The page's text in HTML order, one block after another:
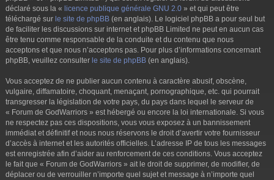
déclaré sous la « licence publique générale GNU 2.0 » et qui peut être
téléchargé sur le site de phpBB (en anglais). Le logiciel phpBB a pour seul but
de faciliter les discussions sur internet et phpBB Limited ne peut en aucun cas
être tenu comme responsable de la conduite et du contenu que nous
acceptons et que nous n’acceptons pas. Pour plus d’informations concernant
phpBB, veuillez consulter le site de phpBB (en anglais).
Vous acceptez de ne publier aucun contenu à caractère abusif, obscène,
vulgaire, diffamatoire, choquant, menaçant, pornographique, etc. qui pourrait
transgresser la législation de votre pays, du pays dans lequel le serveur de
« Forum de GodWarriors » est hébergé ou encore la loi internationale. Si vous
ne respectez pas ces dispositions, vous vous exposez à un bannissement
immédiat et définitif et nous nous réservons le droit d’avertir votre fournisseur
d’accès à internet et les autorités officielles. L’adresse IP de tous les messages
est enregistrée afin d’aider au renforcement de ces conditions. Vous acceptez
le fait que « Forum de GodWarriors » ait le droit de supprimer, de modifier, de
déplacer ou de verrouiller n’importe quel sujet et message à n’importe quel